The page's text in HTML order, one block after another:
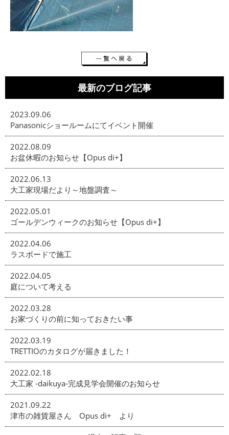
最新のブログ記事
2023.09.06
Panasonicショールームにてイベント開催
2022.08.09
お盆休暇のお知らせ【Opus di+】
2022.06.13
大工家現場だより～地盤調査～
2022.05.01
ゴールデンウィークのお知らせ【Opus di+】
2022.04.06
ラスボードで施工
2022.04.05
庭について考える
2022.03.28
お家づくりの前に知っておきたい事
2022.03.19
TRETTIOのカタログが届きました！
2022.02.18
大工家 -daikuya-完成見学会開催のお知らせ
2021.09.22
津市の雑貨屋さん Opus di+ より